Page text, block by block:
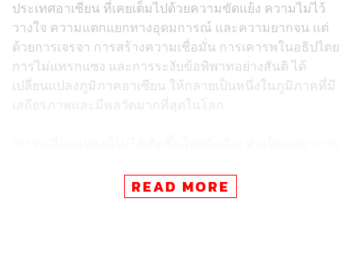
ประเทศอาเซียน ที่เคยเต็มไปด้วยความขัดแย้ง ความไม่ไว้
วางใจ ความแตกแยกทางอุดมการณ์ และความยากจน แต่
ด้วยการเจรจา การสร้างความเชื่อมั่น การเคารพในอธิปไตย
การไม่แทรกแซง และการระงับข้อพิพาทอย่างสันติ ได้
เปลี่ยนแปลงภูมิภาคอาเซียน ให้กลายเป็นหนึ่งในภูมิภาคที่มี
เสถียรภาพและมีพลวัตมากที่สุดในโลก
เลือกการเจรจามากกว่าการเผชิญหน้า ความร่วมมือมากกว่า
การแบ่งแยก และความก้าวหน้าร่วมกันมากกว่าการแข่งขัน”
READ MORE